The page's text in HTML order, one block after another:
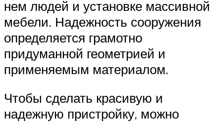
нем людей и установке массивной
мебели. Надежность сооружения
определяется грамотно
придуманной геометрией и
применяемым материалом.
Чтобы сделать красивую и
надежную пристройку, можно